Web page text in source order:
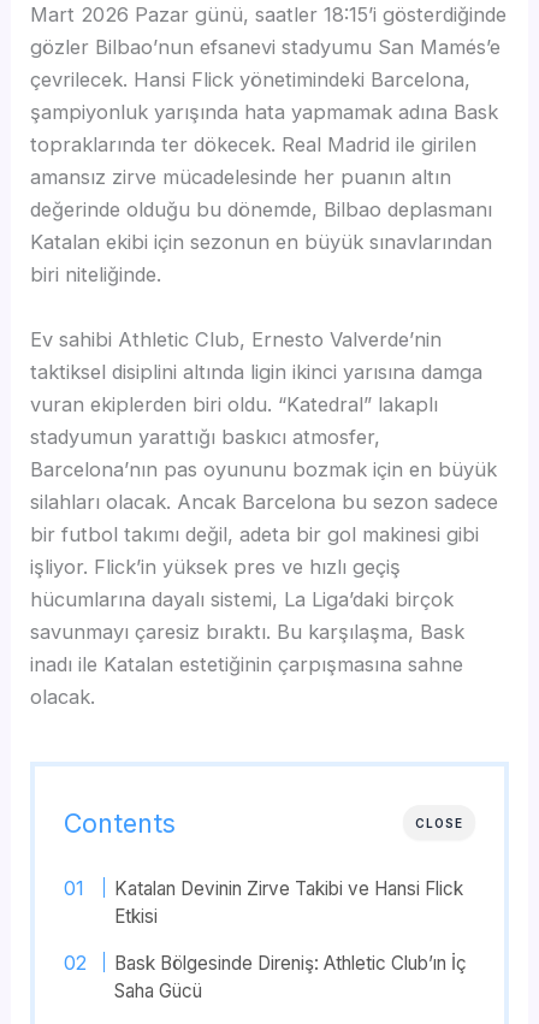
Mart 2026 Pazar günü, saatler 18:15’i gösterdiğinde
gözler Bilbao’nun efsanevi stadyumu San Mamés’e
çevrilecek. Hansi Flick yönetimindeki Barcelona,
şampiyonluk yarışında hata yapmamak adına Bask
topraklarında ter dökecek. Real Madrid ile girilen
amansız zirve mücadelesinde her puanın altın
değerinde olduğu bu dönemde, Bilbao deplasmanı
Katalan ekibi için sezonun en büyük sınavlarından
biri niteliğinde.
Ev sahibi Athletic Club, Ernesto Valverde’nin
taktiksel disiplini altında ligin ikinci yarısına damga
vuran ekiplerden biri oldu. “Katedral” lakaplı
stadyumun yarattığı baskıcı atmosfer,
Barcelona’nın pas oyununu bozmak için en büyük
silahları olacak. Ancak Barcelona bu sezon sadece
bir futbol takımı değil, adeta bir gol makinesi gibi
işliyor. Flick’in yüksek pres ve hızlı geçiş
hücumlarına dayalı sistemi, La Liga’daki birçok
savunmayı çaresiz bıraktı. Bu karşılaşma, Bask
inadı ile Katalan estetiğinin çarpışmasına sahne
olacak.
CLOSE
Contents
Katalan Devinin Zirve Takibi ve Hansi Flick
Etkisi
Bask Bölgesinde Direniş: Athletic Club’ın İç
Saha Gücü